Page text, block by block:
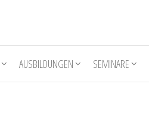
AUSBILDUNGEN SEMINARE